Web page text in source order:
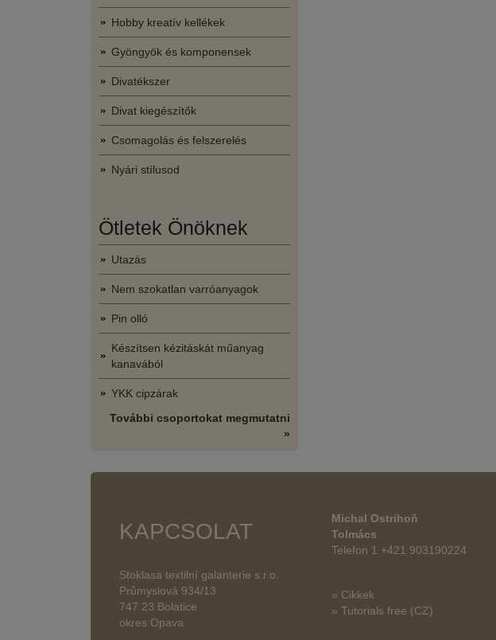
Hobby kreatív kellékek
Gyöngyök és komponensek
Divatékszer
Divat kiegészítők
Csomagolás és felszerelés
Nyári stílusod
Ötletek Önöknek
Utazás
Nem szokatlan varróanyagok
Pin olló
Készítsen kézitáskát műanyag
kanavából
YKK cipzárak
További csoportokat megmutatni
»
KAPCSOLAT
Stoklasa textilní galanterie s.r.o.
Průmyslová 934/13
747 23 Bolatice
okres Opava
Michal Ostrihoň
Tolmács
Telefon 1 +421 903190224
» Cikkek
» Tutorials free (CZ)